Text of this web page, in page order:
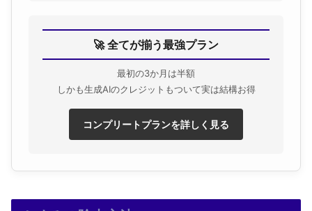
🚀 全てが揃う最強プラン
最初の3か月は半額
しかも生成AIのクレジットもついて実は結構お得
コンプリートプランを詳しく見る